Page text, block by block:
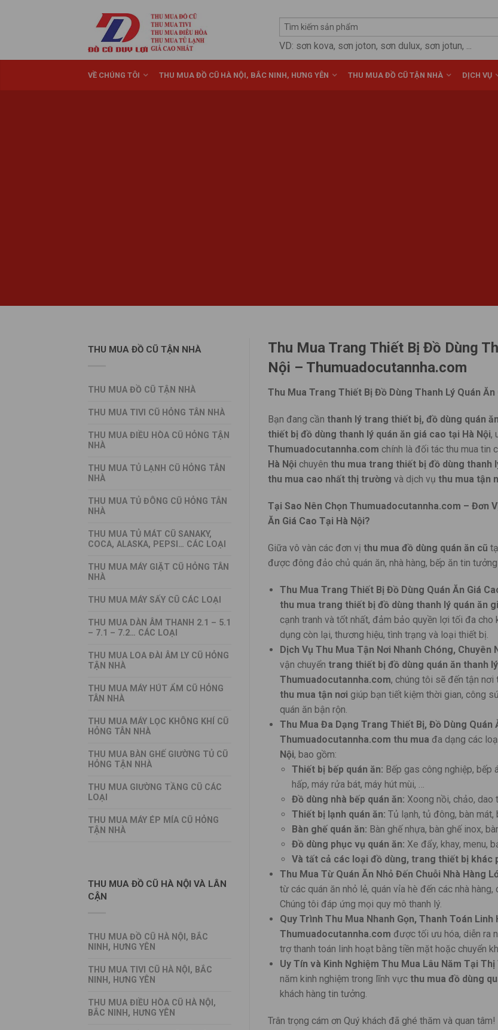
VD: sơn kova, sơn joton, sơn dulux, sơn jotun, ...
VỀ CHÚNG TÔI THU MUA ĐỒ CŨ HÀ NỘI, BẮC NINH, HƯNG YÊN THU MUA ĐỒ CŨ TẬN NHÀ DỊCH VỤ
Thu Mua Trang Thiết Bị Đồ Dùng
Nội – Thumuadocutannha.com
Thu Mua Trang Thiết Bị Đồ Dùng Thanh Lý Quán
Bạn đang cần thanh lý trang thiết bị, đồ dùng quán ăn
thiết bị đồ dùng thanh lý quán ăn giá cao tại Hà Nội,
Thumuadocutannha.com chính là đối tác thu mua tin
Hà Nội chuyên thu mua trang thiết bị đồ dùng thanh
thu mua cao nhất thị trường và dịch vụ thu mua tận
Tại Sao Nên Chọn Thumuadocutannha.com – Đơn
Ăn Giá Cao Tại Hà Nội?
Giữa vô vàn các đơn vị thu mua đồ dùng quán ăn cũ
được đông đảo chủ quán ăn, nhà hàng, bếp ăn tin
Thu Mua Trang Thiết Bị Đồ Dùng Quán Ăn Giá
thu mua trang thiết bị đồ dùng thanh lý quán ăn
cạnh tranh và tốt nhất, đảm bảo quyền lợi tối đa
dụng còn lại, thương hiệu, tình trạng và loại thiết bị.
Dịch Vụ Thu Mua Tận Nơi Nhanh Chóng, Chuyên
vận chuyển trang thiết bị đồ dùng quán ăn thanh lý
Thumuadocutannha.com, chúng tôi sẽ đến tận nơi
thu mua tận nơi giúp bạn tiết kiệm thời gian, công
quán ăn bận rộn.
Thu Mua Đa Dạng Trang Thiết Bị, Đồ Dùng Quán
Thumuadocutannha.com thu mua đa dạng các
Nội, bao gồm:
Thiết bị bếp quán ăn: Bếp gas công nghiệp, bếp
hấp, máy rửa bát, máy hút mùi, …
Đồ dùng nhà bếp quán ăn: Xoong nồi, chảo, dao
Thiết bị lạnh quán ăn: Tủ lạnh, tủ đông, bàn
Bàn ghế quán ăn: Bàn ghế nhựa, bàn ghế inox,
Đồ dùng phục vụ quán ăn: Xe đẩy, khay, menu,
Và tất cả các loại đồ dùng, trang thiết bị khác
Thu Mua Từ Quán Ăn Nhỏ Đến Chuỗi Nhà Hàng
từ các quán ăn nhỏ lẻ, quán vỉa hè đến các nhà
Chúng tôi đáp ứng mọi quy mô thanh lý.
Quy Trình Thu Mua Nhanh Gọn, Thanh Toán Linh
Thumuadocutannha.com được tối ưu hóa, diễn ra
trợ thanh toán linh hoạt bằng tiền mặt hoặc chuyển
Uy Tín và Kinh Nghiệm Thu Mua Lâu Năm Tại
năm kinh nghiệm trong lĩnh vực thu mua đồ dùng
khách hàng tin tưởng.
Trân trọng cám ơn Quý khách đã ghé thăm và quan tâm!
THU MUA ĐỒ CŨ TẬN NHÀ
THU MUA ĐỒ CŨ TẬN NHÀ
THU MUA TIVI CŨ HỎNG TÂN NHÀ
THU MUA ĐIỀU HÒA CŨ HỎNG TẬN
NHÀ
THU MUA TỦ LẠNH CŨ HỎNG TÂN
NHÀ
THU MUA TỦ ĐÔNG CŨ HỎNG TÂN
NHÀ
THU MUA TỦ MÁT CŨ SANAKY,
COCA, ALASKA, PEPSI… CÁC LOẠI
THU MUA MÁY GIẶT CŨ HỎNG TÂN
NHÀ
THU MUA MÁY SẤY CŨ CÁC LOẠI
THU MUA DÀN ÂM THANH 2.1 – 5.1
– 7.1 – 7.2… CÁC LOẠI
THU MUA LOA ĐÀI ÂM LY CŨ HỎNG
TẬN NHÀ
THU MUA MÁY HÚT ẨM CŨ HỎNG
TÂN NHÀ
THU MUA MÁY LỌC KHÔNG KHÍ CŨ
HỎNG TÂN NHÀ
THU MUA BÀN GHẾ GIƯỜNG TỦ CŨ
HỎNG TẬN NHÀ
THU MUA GIƯỜNG TẦNG CŨ CÁC
LOẠI
THU MUA MÁY ÉP MÍA CŨ HỎNG
TẬN NHÀ
THU MUA ĐỒ CŨ HÀ NỘI VÀ LÂN
CẬN
THU MUA ĐỒ CŨ HÀ NỘI, BẮC
NINH, HƯNG YÊN
THU MUA TIVI CŨ HÀ NỘI, BẮC
NINH, HƯNG YÊN
THU MUA ĐIỀU HÒA CŨ HÀ NỘI,
BẮC NINH, HƯNG YÊN